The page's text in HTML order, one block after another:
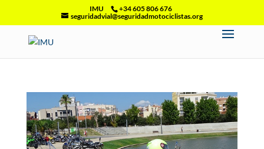
IMU
+34 605 806 676
seguridadvial@seguridadmotociclistas.org